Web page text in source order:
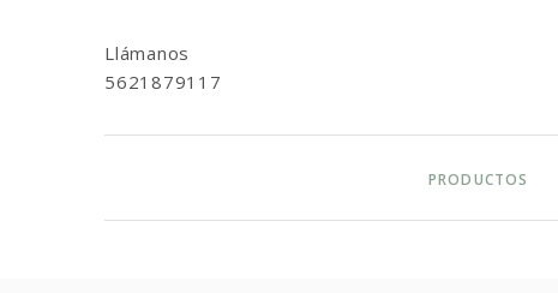
Llámanos
5621879117
PRODUCTOS